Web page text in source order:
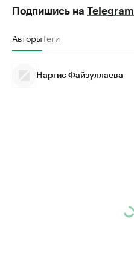
Подпишись на Telegram
АвторыТеги
Наргис Файзуллаева